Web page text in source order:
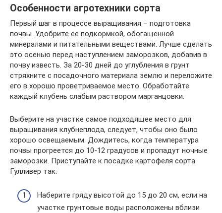
Особенности агротехники сорта
Первый шаг в процессе выращивания – подготовка
почвы. Удобрите ее подкормкой, обогащенной
минералами и питательными веществами. Лучше сделать
это осенью перед наступлением заморозков, добавив в
почву известь. За 20-30 дней до углубления в грунт
стряхните с посадочного материала землю и переложите
его в хорошо проветриваемое место. Обработайте
каждый клубень слабым раствором марганцовки.
Выберите на участке самое подходящее место для
выращивания клубнеплода, следует, чтобы оно было
хорошо освещаемым. Дождитесь, когда температура
почвы прогреется до 10-12 градусов и пропадут ночные
заморозки. Приступайте к посадке картофеля сорта
Гулливер так:
Наберите гряду высотой до 15 до 20 см, если на
участке грунтовые воды расположены вблизи